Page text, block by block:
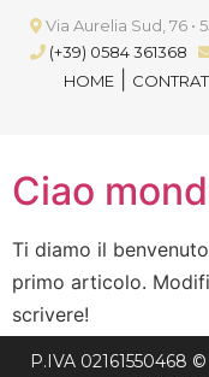
Via Aurelia Sud, 76 •
(+39) 0584 361368
HOME
Ciao
Ti diamo il
primo articolo.
scrivere!
P.IVA 02161550468